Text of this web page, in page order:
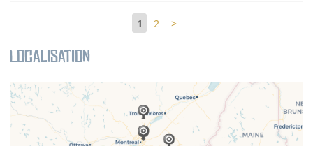
1 2 >
Localisation